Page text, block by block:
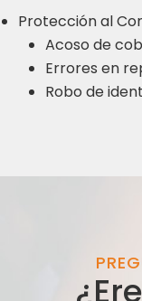
Protección al
Acoso de
Errores en
Robo de